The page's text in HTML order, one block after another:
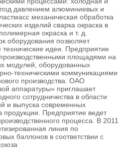
давлением алюминиевых и
механическая обработка
изделий сварка окраска в
окраска и т. д.
оборудования позволяет
идеи. Предприятие
площадями на
модулей, оборудованных
техническими коммуникациями
производства. ОАО
аппаратуры» приглашает
сотрудничества в области
и выпуска современных
продукции. Предприятие ведет
процесса. В 2011
линия по
баллонов в соответствии с